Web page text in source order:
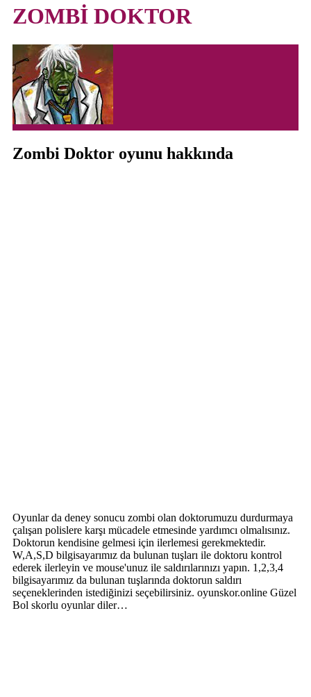
ZOMBİ DOKTOR
Zombi Doktor oyunu hakkında
Oyunlar da deney sonucu zombi olan doktorumuzu durdurmaya
çalışan polislere karşı mücadele etmesinde yardımcı olmalısınız.
Doktorun kendisine gelmesi için ilerlemesi gerekmektedir.
W,A,S,D bilgisayarımız da bulunan tuşları ile doktoru kontrol
ederek ilerleyin ve mouse'unuz ile saldırılarınızı yapın. 1,2,3,4
bilgisayarımız da bulunan tuşlarında doktorun saldırı
seçeneklerinden istediğinizi seçebilirsiniz. oyunskor.online Güzel
Bol skorlu oyunlar diler…